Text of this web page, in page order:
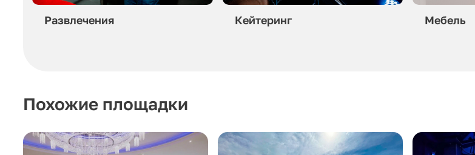
Развлечения Кейтеринг Мебель
Похожие площадки